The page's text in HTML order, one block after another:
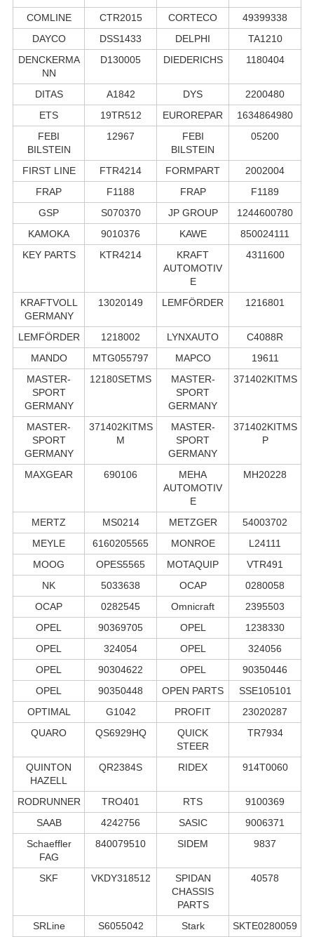
COMLINE
CTR2015 CORTECO
49399338
DAYCO
DSS1433 DELPHI
TA1210
DENCKERMA
NN
D130005 DIEDERICHS 1180404
DITAS A1842 DYS
2200480
ETS
19TR512 EUROREPAR
1634864980
FEBI
BILSTEIN
12967
FEBI
BILSTEIN
05200
FIRST LINE FTR4214 FORMPART
2002004
FRAP
F1188 FRAP
F1189
GSP
S070370 JP GROUP
1244600780
KAMOKA
9010376 KAWE
850024111
KEY PARTS
KTR4214
KRAFT
AUTOMOTIV
E
4311600
KRAFTVOLL
GERMANY
13020149 LEMFÖRDER 1216801
LEMFÖRDER 1218002 LYNXAUTO
C4088R
MANDO
MTG055797 MAPCO
19611
MASTER-
SPORT
GERMANY
12180SETMS
MASTER-
SPORT
GERMANY
371402KITMS
MASTER-
SPORT
GERMANY
371402KITMS
M
MASTER-
SPORT
GERMANY
371402KITMS
P
MAXGEAR 690106
MEHA
AUTOMOTIV
E
MH20228
MERTZ MS0214 METZGER
54003702
MEYLE
6160205565 MONROE
L24111
MOOG
OPES5565 MOTAQUIP
VTR491
NK
5033638 OCAP
0280058
OCAP
0282545 Omnicraft
2395503
OPEL
90369705 OPEL
1238330
OPEL
324054 OPEL
324056
OPEL
90304622 OPEL
90350446
OPEL
90350448 OPEN PARTS
SSE105101
OPTIMAL
G1042 PROFIT
23020287
QUARO
QS6929HQ
QUICK
STEER
TR7934
QUINTON
HAZELL
QR2384S RIDEX 914T0060
RODRUNNER TRO401 RTS
9100369
SAAB
4242756 SASIC
9006371
Schaeffler
FAG
840079510 SIDEM 9837
SKF VKDY318512
SPIDAN
CHASSIS
PARTS
40578
SRLine S6055042 Stark
SKTE0280059